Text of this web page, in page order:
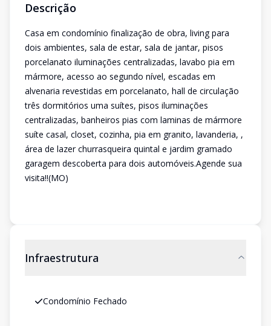
Descrição
Casa em condomínio finalização de obra, living para
dois ambientes, sala de estar, sala de jantar, pisos
porcelanato iluminações centralizadas, lavabo pia em
mármore, acesso ao segundo nível, escadas em
alvenaria revestidas em porcelanato, hall de circulação
três dormitórios uma suítes, pisos iluminações
centralizadas, banheiros pias com laminas de mármore
suíte casal, closet, cozinha, pia em granito, lavanderia, ,
área de lazer churrasqueira quintal e jardim gramado
garagem descoberta para dois automóveis.Agende sua
visita!!(MO)
Infraestrutura
Condomínio Fechado